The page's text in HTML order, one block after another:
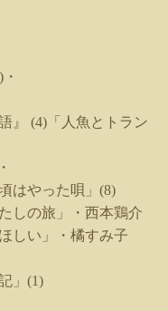
・
』
(4) 「人魚とトラン
・
はやった唄」 (8)
しの旅」・西本鶏介
しい」・橘すみ子
」 (1)